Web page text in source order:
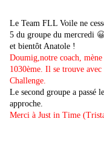
Le Team FLL Voile ne
5 du groupe du mercredi
et bientôt Anatole !
Doumig,notre coach,
1030ème. Il se trouve
Challenge.
Le second groupe a passé
approche.
Merci à Just in Time